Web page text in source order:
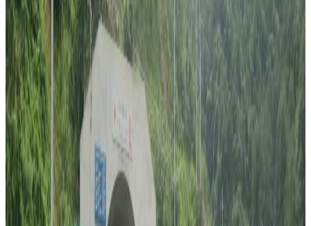
एजेन्सी । प्रजातान्त्रिक गणतन्त्र कंगोमा इटालीका राजदूतको हत्या
भएको छ । सोमबार स्थानीय समयानुसार बिहान १० बजेर १५ मिनेट